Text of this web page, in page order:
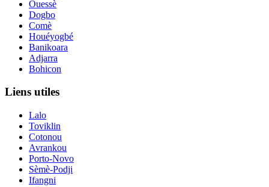
Ouessè
Dogbo
Comè
Houéyogbé
Banikoara
Adjarra
Bohicon
Liens utiles
Lalo
Toviklin
Cotonou
Avrankou
Porto-Novo
Sèmè-Podji
Ifangni